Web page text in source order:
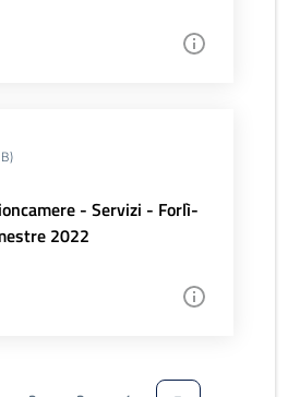
- Servizi - Forlì-
2022